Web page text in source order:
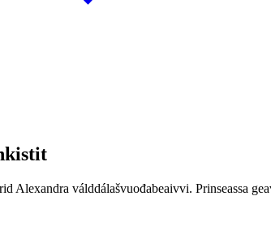
válddálašvuođabeaivvi. Prinseassa